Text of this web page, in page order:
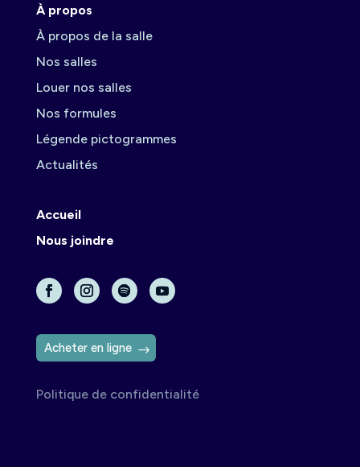
À propos
À propos de la salle
Nos salles
Louer nos salles
Nos formules
Légende pictogrammes
Actualités
Accueil
Nous joindre
Acheter en ligne
Politique de confidentialité